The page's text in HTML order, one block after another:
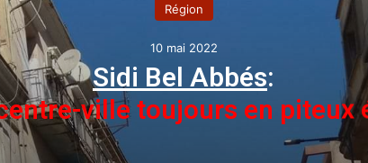
A la une
11 mars 2021
de l’Oued Meknassa à
du corps de la dernière
le bilan porté à 10 morts